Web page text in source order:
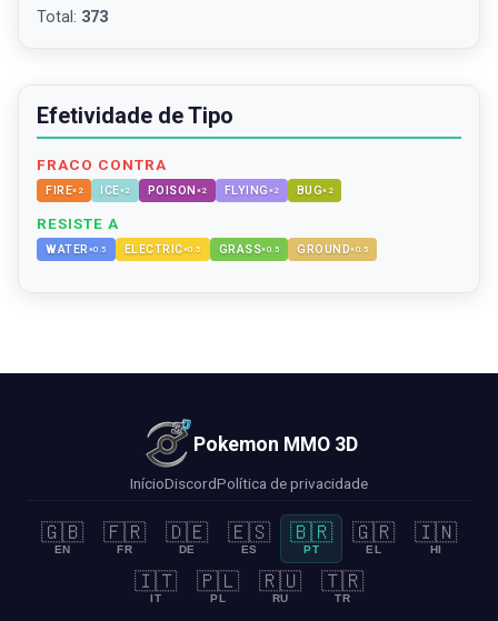
Total : 373
Efetividade de Tipo
FRACO CONTRA
FIRE× 2 ICE×2 POISON ×2 FLYING ×2 BUG× 2
RESISTE A
WATER ×0.5 ELECTRIC×0.5 GRASS×0.5 GROUND×0.5
Pokemon MMO 3D
InícioDiscordPolítica de privacidade
🇬🇧
EN
🇫🇷
FR
🇩🇪
DE
🇪🇸
ES
🇧🇷
PT
🇬🇷
EL
🇮🇳
HI
🇮🇹
IT
🇵🇱
PL
🇷🇺
RU
🇹🇷
TR